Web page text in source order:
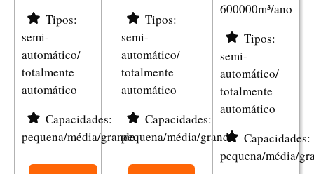
Tipos:
semi-
automático/
totalmente
automático
Capacidades:
pequena/média/grande
Tipos:
semi-
automático/
totalmente
automático
Capacidades:
pequena/média/grande
600000m³/ano
Tipos:
semi-
automático/
totalmente
automático
Capacidades:
pequena/média/